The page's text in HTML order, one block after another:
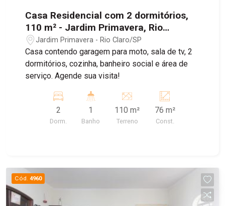
Casa Residencial com 2 dormitórios,
110 m² - Jardim Primavera, Rio
Claro/SP
Jardim Primavera - Rio Claro/SP
Casa contendo garagem para moto, sala de tv, 2
dormitórios, cozinha, banheiro social e área de
serviço. Agende sua visita!
2
Dorm.
1
Banho
110 m²
Terreno
76 m²
Const.
Cód. 4960